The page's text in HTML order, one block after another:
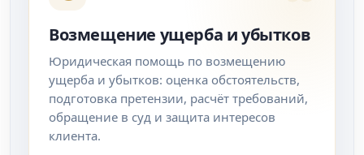
Возмещение ущерба и убытков
Юридическая помощь по возмещению
ущерба и убытков: оценка обстоятельств,
подготовка претензии, расчёт требований,
обращение в суд и защита интересов
клиента.